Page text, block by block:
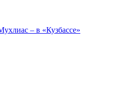
– в «Кузбассе»